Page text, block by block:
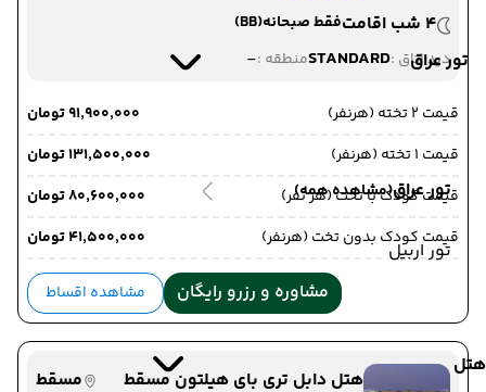
تور عراق
تور عراق(مشاهده همه)
تور اربیل
هتل
4 شب اقامت
فقط صبحانه(BB)
دید اتاق :STANDARDمنطقه :-
قیمت 2 تخته (هرنفر)
۹۱٬۹۰۰٬۰۰۰ تومان
قیمت 1 تخته (هرنفر)
۱۳۱٬۵۰۰٬۰۰۰ تومان
قیمت کودک با تخت (هر نفر)
۸۰٬۶۰۰٬۰۰۰ تومان
قیمت کودک بدون تخت (هرنفر)
۴۱٬۵۰۰٬۰۰۰ تومان
مشاوره و رزرو رایگان مشاهده اقساط
هتل دابل تری بای هیلتون مسقط
مسقط